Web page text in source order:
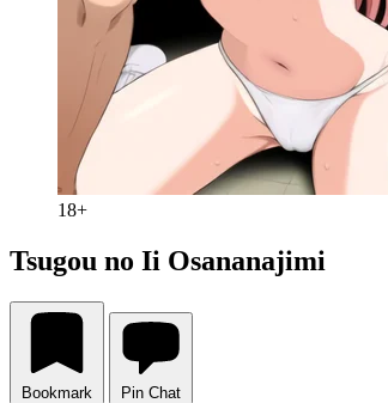
18+
Tsugou no Ii Osananajimi
Bookmark Pin Chat